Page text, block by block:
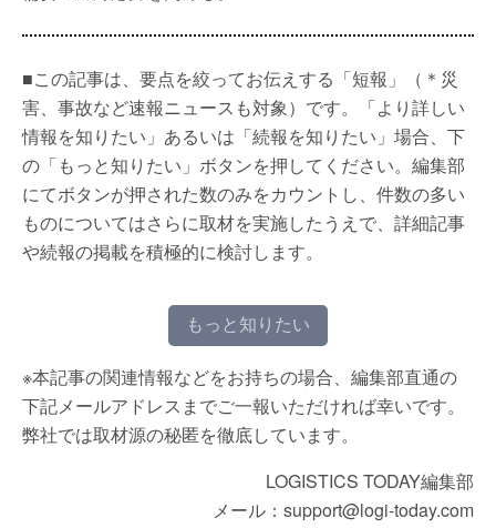
■この記事は、要点を絞ってお伝えする「短報」（＊災
害、事故など速報ニュースも対象）です。「より詳しい
情報を知りたい」あるいは「続報を知りたい」場合、下
の「もっと知りたい」ボタンを押してください。編集部
にてボタンが押された数のみをカウントし、件数の多い
ものについてはさらに取材を実施したうえで、詳細記事
や続報の掲載を積極的に検討します。
もっと知りたい
※本記事の関連情報などをお持ちの場合、編集部直通の
下記メールアドレスまでご一報いただければ幸いです。
弊社では取材源の秘匿を徹底しています。
LOGISTICS TODAY編集部
メール：support@logi-today.com